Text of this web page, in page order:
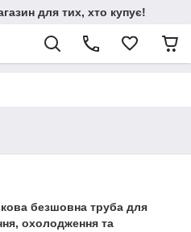
для тих, хто купує!
безшовна труба для
охолодження та